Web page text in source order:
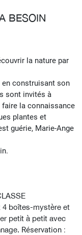
BESOIN
la nature par
en construisant son
sont invités à
la connaissance
plantes et
guérie, Marie-Ange
4 boîtes-mystère et
petit à petit avec
Réservation :